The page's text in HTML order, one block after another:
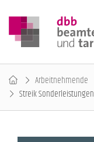
Arbeitnehmende
Streik Sonderleistungen